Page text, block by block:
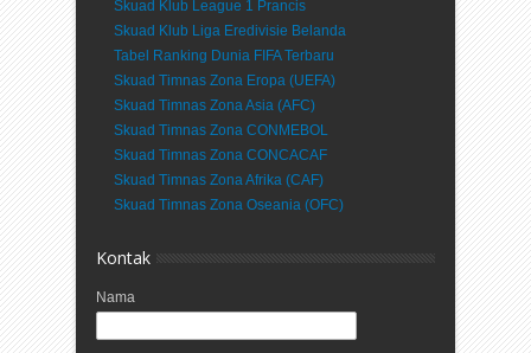
Skuad Klub League 1 Prancis
Skuad Klub Liga Eredivisie Belanda
Tabel Ranking Dunia FIFA Terbaru
Skuad Timnas Zona Eropa (UEFA)
Skuad Timnas Zona Asia (AFC)
Skuad Timnas Zona CONMEBOL
Skuad Timnas Zona CONCACAF
Skuad Timnas Zona Afrika (CAF)
Skuad Timnas Zona Oseania (OFC)
Kontak
Nama